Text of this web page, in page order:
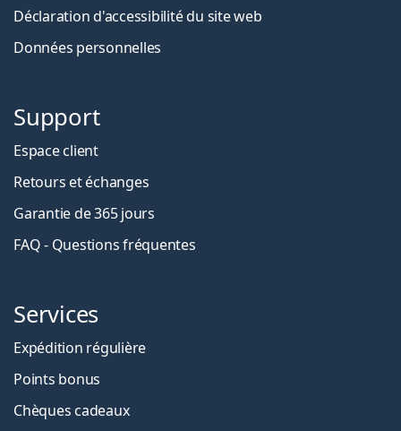
Déclaration d'accessibilité du site web
Données personnelles
Support
Espace client
Retours et échanges
Garantie de 365 jours
FAQ - Questions fréquentes
Services
Expédition régulière
Points bonus
Chèques cadeaux